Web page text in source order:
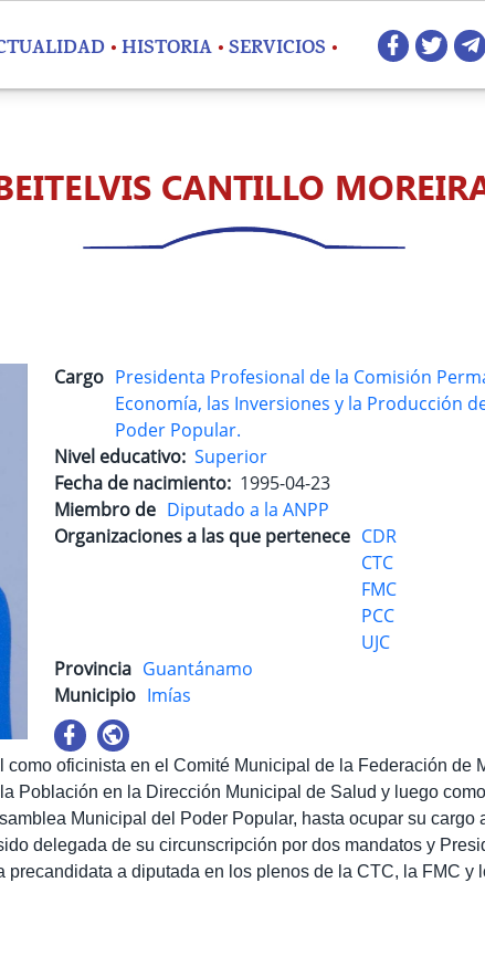
HISTORIA SERVICIOS
CANTILLO
Cargo Presidenta Profesional de la Comisión
Economía, las Inversiones y la Producción
Poder Popular.
Nivel educativo Superior
Fecha de nacimiento 1995-04-23
Miembro de Diputado a la ANPP
Organizaciones a las que pertenece CDR
CTC
FMC
PCC
UJC
Provincia Guantánamo
Municipio Imías
oficinista en el Comité Municipal de la Federación de
Población en la Dirección Municipal de Salud y luego
Municipal del Poder Popular, hasta ocupar su
delegada de su circunscripción por dos mandatos y
precandidata a diputada en los plenos de la CTC, la FMC y